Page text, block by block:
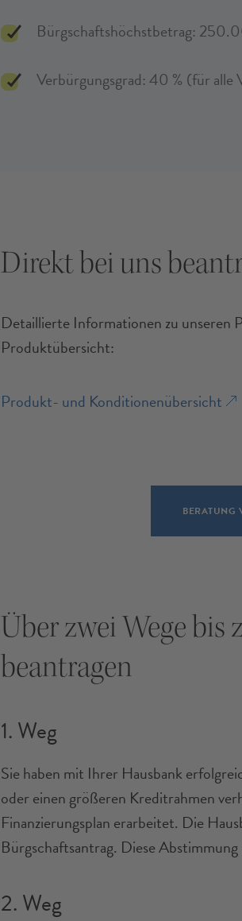
Bürgschaftshöchstbetrag:
Verbürgungsgrad: 40 % (für alle
Direkt bei uns
Detaillierte Informationen zu unseren
Produktübersicht:
Produkt- und Konditionenübersicht
BERATUNG
Über zwei Wege bis
beantragen
1. Weg
Sie haben mit Ihrer Hausbank
oder einen größeren Kreditrahmen
Finanzierungsplan erarbeitet. Die
Bürgschaftsantrag. Diese Abstimmung
2. Weg